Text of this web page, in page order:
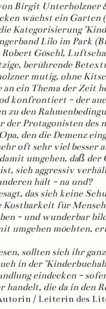
Birgit Unterholzner
wächst ein Garten
Kategorisierung
Lilo im Park
Göschl,
berührende
mutig, ohne
an ein Thema der Zeit
konfrontiert - der
zu den
der Protagonisten des
den die Demenz
oft sehr viel besser
umgehen, daß der
sich aggressiv
hält - na und?
das sich keine
Kostbarkeit für
- und wunderbar
umgehen möchten,
sollten sich ihr
in der
eindecken -
handelt, die da in den
/ Leiterin des